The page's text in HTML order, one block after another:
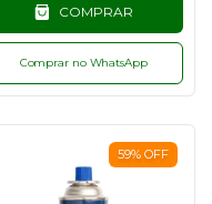
COMPRAR
Comprar no WhatsApp
59% OFF